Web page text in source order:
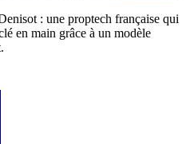
: une proptech française qui
en main grâce à un modèle